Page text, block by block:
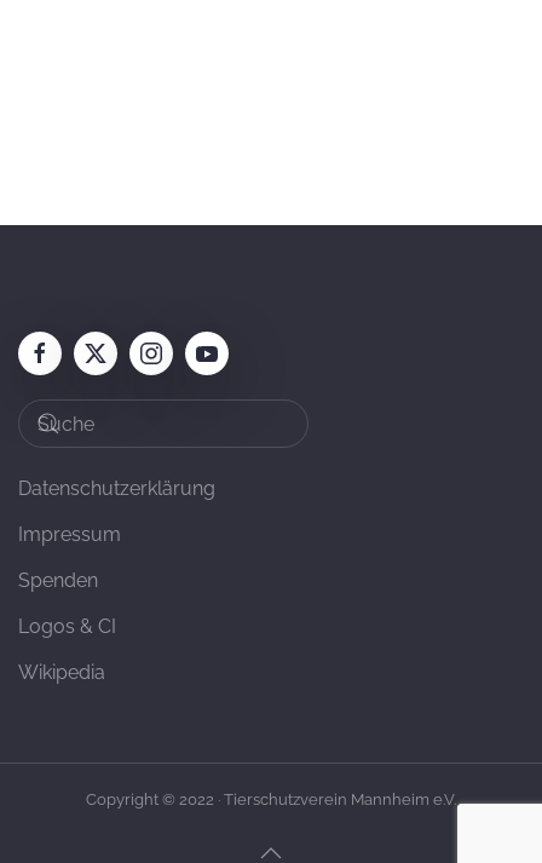
Datenschutzerklärung
Impressum
Spenden
Logos & CI
Wikipedia
Copyright © 2022 · Tierschutzverein Mannheim e.V.